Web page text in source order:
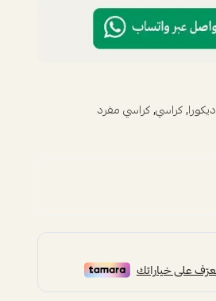
ديكورا,كراسي,كراسي مفرد